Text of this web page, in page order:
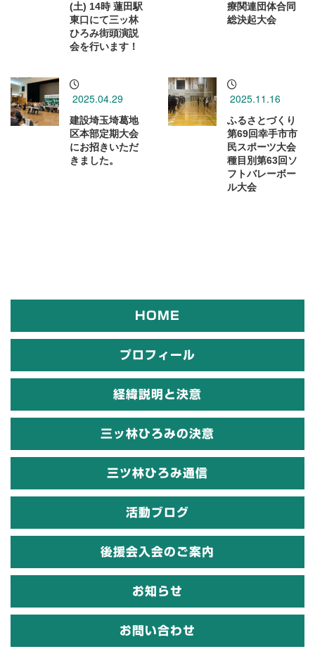
(土) 14時 蓮田駅
東口にて三ッ林
ひろみ街頭演説
会を行います！
療関連団体合同
総決起大会
2025.04.29
建設埼玉埼葛地
区本部定期大会
にお招きいただ
きました。
2025.11.16
ふるさとづくり
第69回幸手市市
民スポーツ大会
種目別第63回ソ
フトバレーボー
ル大会
HOME
プロフィール
経緯説明と決意
三ッ林ひろみの決意
三ツ林ひろみ通信
活動ブログ
後援会入会のご案内
お知らせ
お問い合わせ